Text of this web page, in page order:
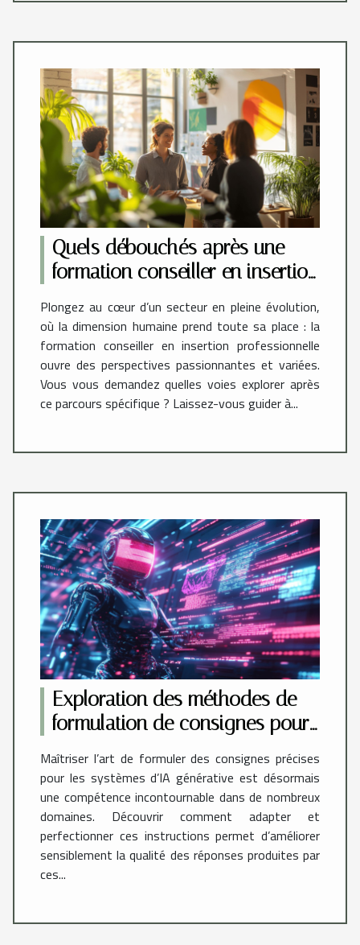
Quels débouchés après une
formation conseiller en insertion
Plongez au cœur d’un secteur en pleine évolution,
où la dimension humaine prend toute sa place : la
formation conseiller en insertion professionnelle
ouvre des perspectives passionnantes et variées.
Vous vous demandez quelles voies explorer après
ce parcours spécifique ? Laissez-vous guider à...
Exploration des méthodes de
formulation de consignes pour
optimiser les performances des
systèmes d'IA générative
Maîtriser l’art de formuler des consignes précises
pour les systèmes d’IA générative est désormais
une compétence incontournable dans de nombreux
domaines. Découvrir comment adapter et
perfectionner ces instructions permet d’améliorer
sensiblement la qualité des réponses produites par
ces...